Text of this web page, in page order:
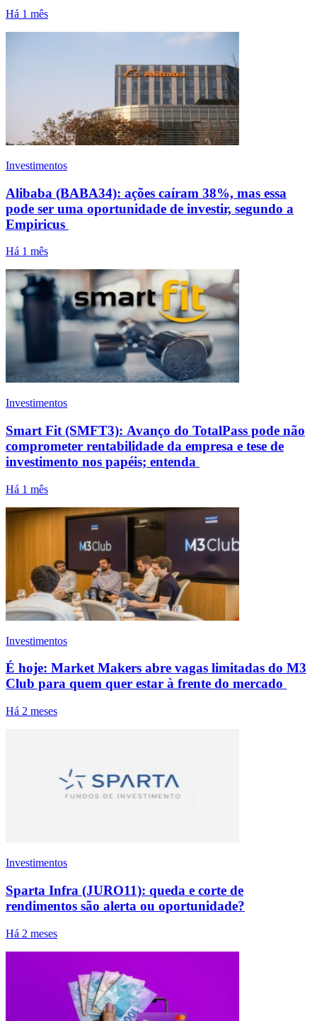
Há 1 mês
Investimentos
Alibaba (BABA34): ações caíram 38%, mas essa
pode ser uma oportunidade de investir, segundo a
Empiricus
Há 1 mês
Investimentos
Smart Fit (SMFT3): Avanço do TotalPass pode não
comprometer rentabilidade da empresa e tese de
investimento nos papéis; entenda
Há 1 mês
Investimentos
É hoje: Market Makers abre vagas limitadas do M3
Club para quem quer estar à frente do mercado
Há 2 meses
Investimentos
Sparta Infra (JURO11): queda e corte de
rendimentos são alerta ou oportunidade?
Há 2 meses